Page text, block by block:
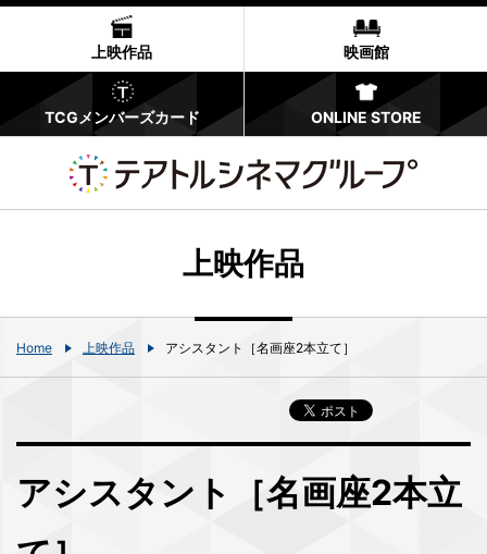
上映作品 映画館
TCGメンバーズカード ONLINE STORE
上映作品
Home 上映作品 アシスタント［名画座2本立て］
アシスタント［名画座2本立